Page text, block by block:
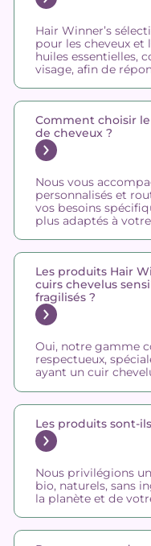
Hair Winner’s
pour les cheveux et
huiles essentielles,
visage, afin de
Comment choisir
de cheveux ?
Nous vous
personnalisés et
vos besoins
plus adaptés à
Les produits Hair
cuirs chevelus
fragilisés ?
Oui, notre gamme
respectueux,
ayant un cuir
Les produits sont-
Nous privilégions
bio, naturels, sans
la planète et de